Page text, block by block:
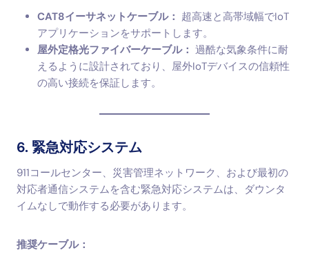
CAT8イーサネットケーブル： 超高速と高帯域幅でIoT
アプリケーションをサポートします。
屋外定格光ファイバーケーブル： 過酷な気象条件に耐
えるように設計されており、屋外IoTデバイスの信頼性
の高い接続を保証します。
6. 緊急対応システム
911コールセンター、災害管理ネットワーク、および最初の
対応者通信システムを含む緊急対応システムは、ダウンタ
イムなしで動作する必要があります。
推奨ケーブル：